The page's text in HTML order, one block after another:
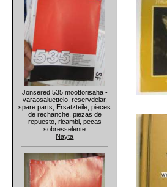
Jonsered 535 moottorisaha -
varaosaluettelo, reservdelar,
spare parts, Ersatzteile, pieces
de rechanche, piezas de
repuesto, ricambi, pecas
sobresselente
Näytä